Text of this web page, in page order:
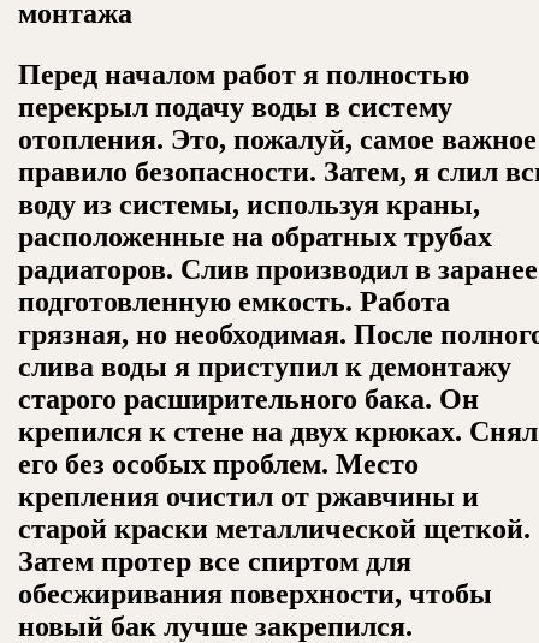
монтажа
Перед началом работ я полностью
перекрыл подачу воды в систему
отопления. Это, пожалуй, самое важное
правило безопасности. Затем, я слил
воду из системы, используя краны,
расположенные на обратных трубах
радиаторов. Слив производил в заранее
подготовленную емкость. Работа
грязная, но необходимая. После
слива воды я приступил к демонтажу
старого расширительного бака. Он
крепился к стене на двух крюках. Снял
его без особых проблем. Место
крепления очистил от ржавчины и
старой краски металлической щеткой.
Затем протер все спиртом для
обесжиривания поверхности, чтобы
новый бак лучше закрепился.